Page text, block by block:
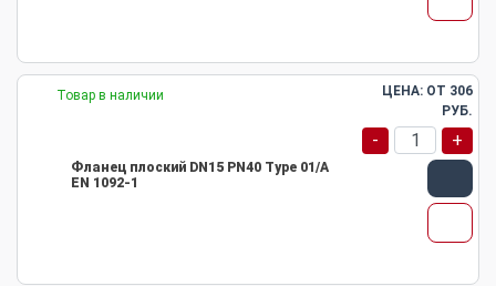
Товар в наличии
Фланец плоский DN15 PN40 Type 01/A
EN 1092-1
ЦЕНА: ОТ 306
РУБ.
- +